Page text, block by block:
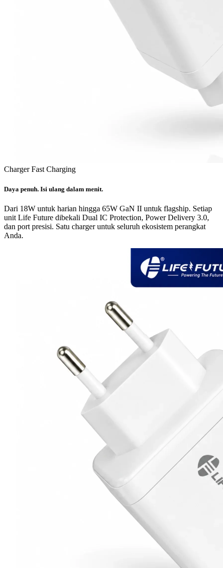
Charger Fast Charging
Daya penuh. Isi ulang dalam menit.
Dari 18W untuk harian hingga 65W GaN II untuk flagship. Setiap
unit Life Future dibekali Dual IC Protection, Power Delivery 3.0,
dan port presisi. Satu charger untuk seluruh ekosistem perangkat
Anda.